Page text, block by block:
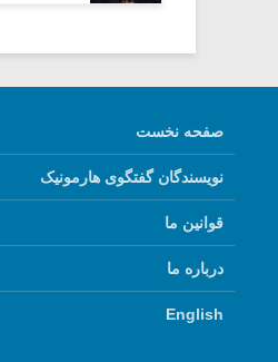
صفحه نخست
نویسندگان گفتگوی هارمونیک
قوانین ما
درباره ما
English